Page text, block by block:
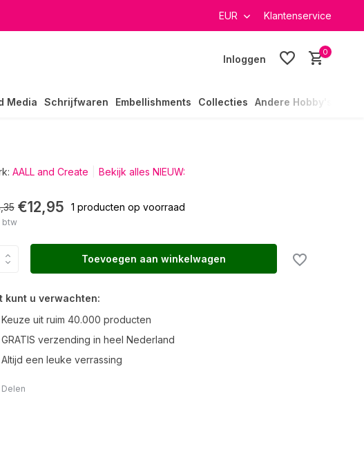
EUR Klantenservice
Inloggen
0
Media Schrijfwaren Embellishments Collecties Andere Hobby's
AALL and Create Bekijk alles NIEUW:
€12,95 1 producten op voorraad
btw
Toevoegen aan winkelwagen
kunt u verwachten:
Keuze uit ruim 40.000 producten
GRATIS verzending in heel Nederland
Altijd een leuke verrassing
Delen